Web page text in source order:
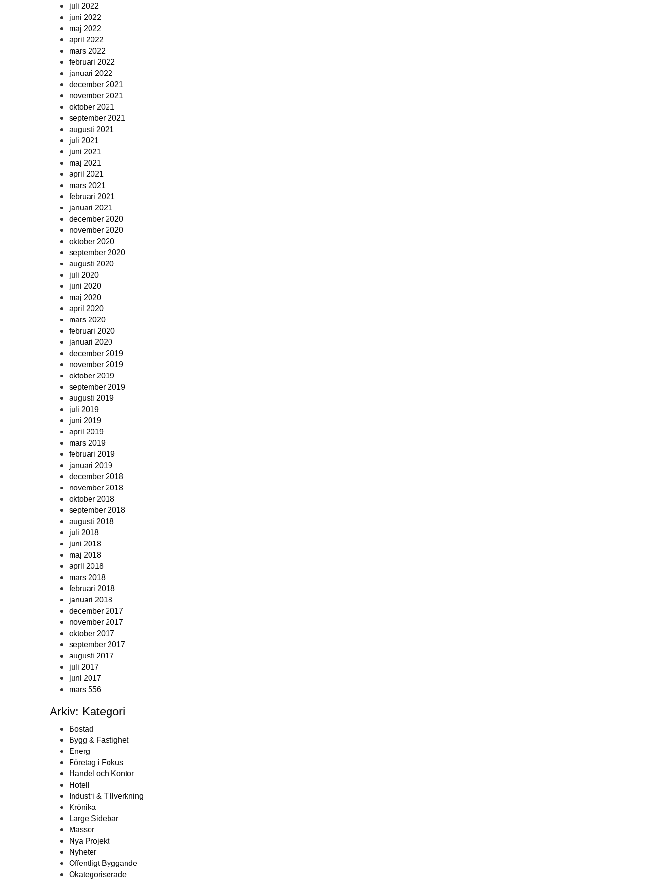
juli 2022
juni 2022
maj 2022
april 2022
mars 2022
februari 2022
januari 2022
december 2021
november 2021
oktober 2021
september 2021
augusti 2021
juli 2021
juni 2021
maj 2021
april 2021
mars 2021
februari 2021
januari 2021
december 2020
november 2020
oktober 2020
september 2020
augusti 2020
juli 2020
juni 2020
maj 2020
april 2020
mars 2020
februari 2020
januari 2020
december 2019
november 2019
oktober 2019
september 2019
augusti 2019
juli 2019
juni 2019
april 2019
mars 2019
februari 2019
januari 2019
december 2018
november 2018
oktober 2018
september 2018
augusti 2018
juli 2018
juni 2018
maj 2018
april 2018
mars 2018
februari 2018
januari 2018
december 2017
november 2017
oktober 2017
september 2017
augusti 2017
juli 2017
juni 2017
mars 556
Arkiv: Kategori
Bostad
Bygg & Fastighet
Energi
Företag i Fokus
Handel och Kontor
Hotell
Industri & Tillverkning
Krönika
Large Sidebar
Mässor
Nya Projekt
Nyheter
Offentligt Byggande
Okategoriserade